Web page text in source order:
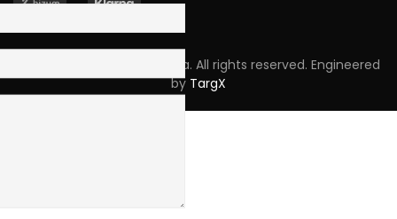
Copyright © 2023 Skpro, Lda. All rights reserved. Engineered
by TargX